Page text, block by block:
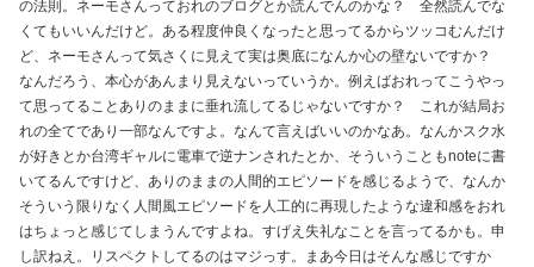
の法則。ネーモさんっておれのブログとか読んでんのかな？ 全然読んでな
くてもいいんだけど。ある程度仲良くなったと思ってるからツッコむんだけ
ど、ネーモさんって気さくに見えて実は奥底になんか心の壁ないですか？
なんだろう、本心があんまり見えないっていうか。例えばおれってこうやっ
て思ってることありのままに垂れ流してるじゃないですか？ これが結局お
れの全てであり一部なんですよ。なんて言えばいいのかなあ。なんかスク水
が好きとか台湾ギャルに電車で逆ナンされたとか、そういうこともnoteに書
いてるんですけど、ありのままの人間的エピソードを感じるようで、なんか
そういう限りなく人間風エピソードを人工的に再現したような違和感をおれ
はちょっと感じてしまうんですよね。すげえ失礼なことを言ってるかも。申
し訳ねえ。リスペクトしてるのはマジっす。まあ今日はそんな感じですか